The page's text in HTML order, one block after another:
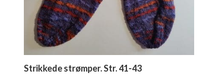
Strikkede strømper. Str. 41-43